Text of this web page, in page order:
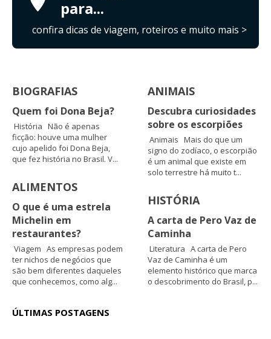
para...
confira dicas de viagem, roteiros e muito mais >
BIOGRAFIAS
Quem foi Dona Beja?
História Não é apenas
ficção: houve uma mulher
cujo apelido foi Dona Beja,
que fez história no Brasil. V...
ALIMENTOS
O que é uma estrela
Michelin em
restaurantes?
Viagem As empresas podem
ter nichos de negócios que
são bem diferentes daqueles
que conhecemos, como alg...
ANIMAIS
Descubra curiosidades
sobre os escorpiões
Animais Mais do que um
signo do zodíaco, o escorpião
é um animal que existe em
solo terrestre há muito t...
HISTÓRIA
A carta de Pero Vaz de
Caminha
Literatura A carta de Pero
Vaz de Caminha é um
elemento histórico que marca
o descobrimento do Brasil, p...
ÚLTIMAS POSTAGENS